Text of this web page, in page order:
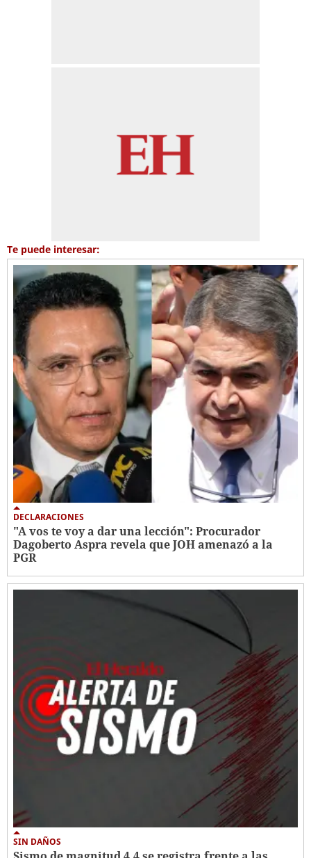
Te puede interesar:
DECLARACIONES
"A vos te voy a dar una lección": Procurador
Dagoberto Aspra revela que JOH amenazó a la
PGR
SIN DAÑOS